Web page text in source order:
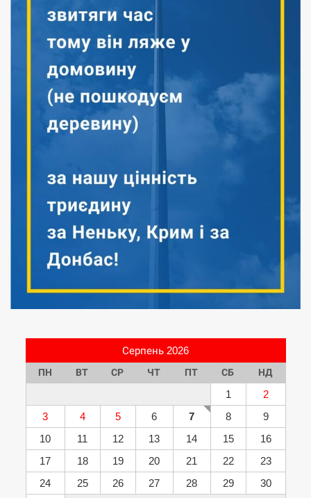
Серпень 2026
ПН ВТ СР ЧТ ПТ СБ НД
1
2
3
4 5 6 7 8
9
10
11 12 13 14 15
16
17
18 19 20 21 22
23
24
25 26 27 28 29
30